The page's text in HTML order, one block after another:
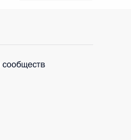
сообществ